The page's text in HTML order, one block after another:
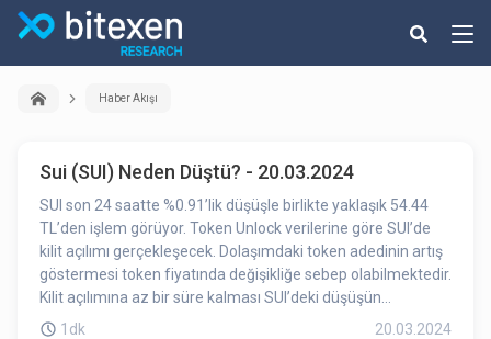
Haber Akışı
Sui (SUI) Neden Düştü? - 20.03.2024
SUI son 24 saatte %0.91’lik düşüşle birlikte yaklaşık 54.44
TL’den işlem görüyor. Token Unlock verilerine göre SUI’de
kilit açılımı gerçekleşecek. Dolaşımdaki token adedinin artış
göstermesi token fiyatında değişikliğe sebep olabilmektedir.
Kilit açılımına az bir süre kalması SUI’deki düşüşün
etkilerinden birisi olabilir.
1dk 20.03.2024